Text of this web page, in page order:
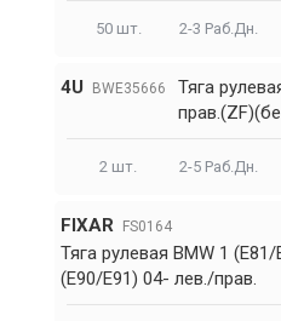
50 шт. 2-3 Раб.Дн.
4U BWE35666
Тяга
2 шт. 2-5 Раб.Дн.
FIXAR FS0164
Тяга рулевая BMW 1 (E81/
(E90/E91) 04- лев./прав.